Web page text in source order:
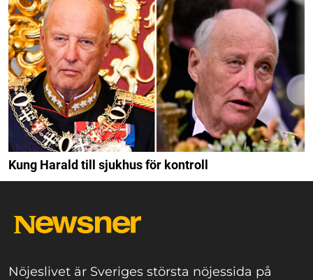
Kung Harald till sjukhus för kontroll
Nöjeslivet är Sveriges största nöjessida på